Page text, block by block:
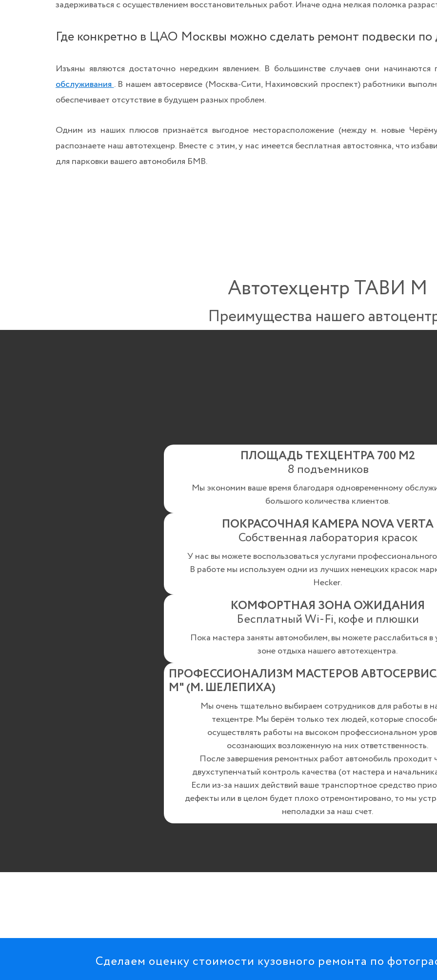
задерживаться с осуществлением восстановительных работ. Иначе одна мелкая поломка
Где конкретно в ЦАО Москвы можно сделать ремонт подвески по
Изъяны являются достаточно нередким явлением. В большинстве случаев они начинаются
обслуживания. В нашем автосервисе (Москва-Сити, Нахимовский проспект) работники
обеспечивает отсутствие в будущем разных проблем.
Одним из наших плюсов признаётся выгодное месторасположение (между м. новые
распознаете наш автотехценр. Вместе с этим, у нас имеется бесплатная автостоянка, что
для парковки вашего автомобиля БМВ.
Автотехцентр ТАВИ М
Преимущества нашего
ПЛОЩАДЬ ТЕХЦЕНТРА 700 М2
8 подъемников
Мы экономим ваше время благодаря одновременному
большого количества клиентов.
ПОКРАСОЧНАЯ КАМЕРА NOVA VERTA
Собственная лаборатория красок
У нас вы можете воспользоваться услугами
В работе мы используем одни из лучших немецких красок
Hecker.
КОМФОРТНАЯ ЗОНА ОЖИДАНИЯ
Бесплатный Wi-Fi, кофе и плюшки
Пока мастера заняты автомобилем, вы можете расслабиться
зоне отдыха нашего автотехцентра.
ПРОФЕССИОНАЛИЗМ МАСТЕРОВ
М" (М. ШЕЛЕПИХА)
Мы очень тщательно выбираем сотрудников для работы в
техцентре. Мы берём только тех людей, которые
осуществлять работы на высоком профессиональном
осознающих возложенную на них ответственность.
После завершения ремонтных работ автомобиль проходит
двухступенчатый контроль качества (от мастера и
Если из-за наших действий ваше транспортное средство
дефекты или в целом будет плохо отремонтировано, то мы
неполадки за наш счет.
Сделаем оценку стоимости кузовного ремонта по